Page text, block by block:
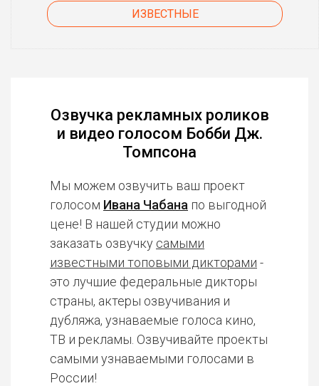
ИЗВЕСТНЫЕ
Озвучка рекламных роликов
и видео голосом Бобби Дж.
Томпсона
Мы можем озвучить ваш проект
голосом Ивана Чабана по выгодной
цене! В нашей студии можно
заказать озвучку самыми
известными топовыми дикторами -
это лучшие федеральные дикторы
страны, актеры озвучивания и
дубляжа, узнаваемые голоса кино,
ТВ и рекламы. Озвучивайте проекты
самыми узнаваемыми голосами в
России!